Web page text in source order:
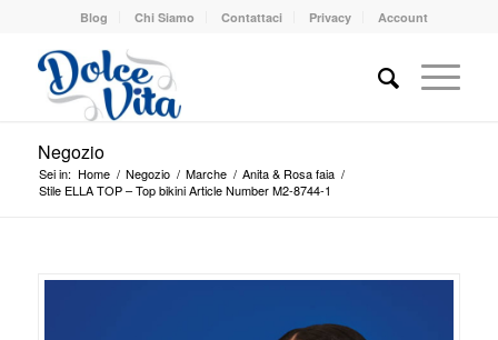
Blog Chi Siamo Contattaci Privacy Account
Negozio
Sei in: Home / Negozio / Marche / Anita & Rosa faia /
Stile ELLA TOP – Top bikini Article Number M2-8744-1